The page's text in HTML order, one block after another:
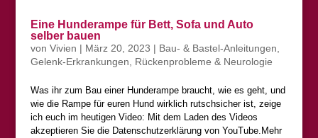
Eine Hunderampe für Bett, Sofa und Auto
selber bauen
von Vivien | März 20, 2023 | Bau- & Bastel-Anleitungen,
Gelenk-Erkrankungen, Rückenprobleme & Neurologie
Was ihr zum Bau einer Hunderampe braucht, wie es geht, und
wie die Rampe für euren Hund wirklich rutschsicher ist, zeige
ich euch im heutigen Video: Mit dem Laden des Videos
akzeptieren Sie die Datenschutzerklärung von YouTube.Mehr